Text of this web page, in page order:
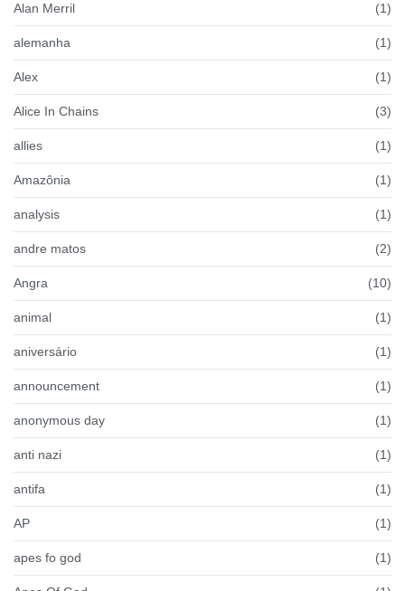
Alan Merril (1)
alemanha (1)
Alex (1)
Alice In Chains (3)
allies (1)
Amazônia (1)
analysis (1)
andre matos (2)
Angra (10)
animal (1)
aniversário (1)
announcement (1)
anonymous day (1)
anti nazi (1)
antifa (1)
AP (1)
apes fo god (1)